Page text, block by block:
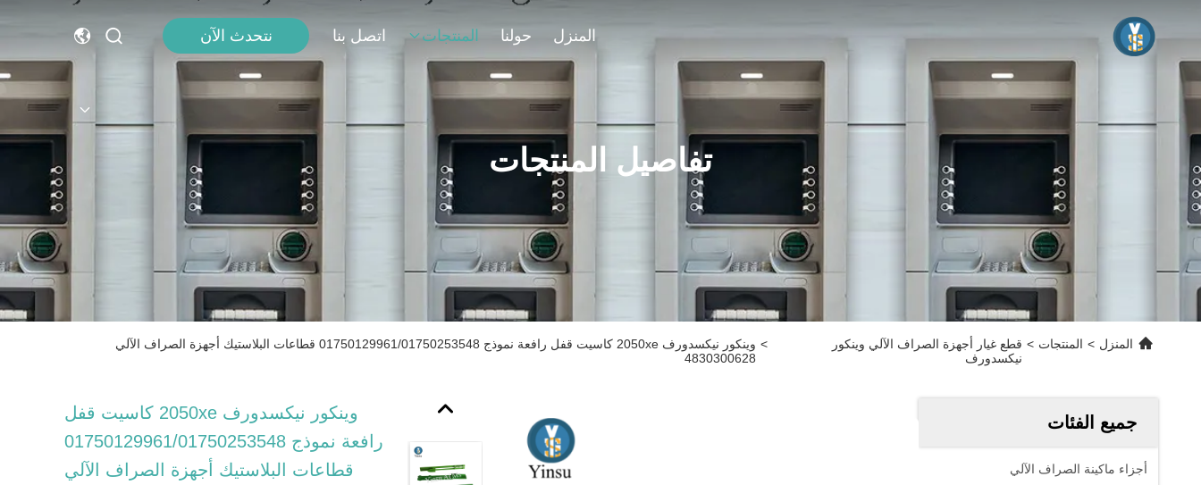
المنزل حولنا المنتجات اتصل بنا نتحدث الآن
تفاصيل المنتجات
المنزل > المنتجات > قطع غيار أجهزة الصراف الآلي وينكور
نيكسدورف
>
وينكور نيكسدورف 2050xe كاسيت قفل رافعة نموذج 01750129961/01750253548 قطاعات البلاستيك أجهزة الصراف الآلي
4830300628
جميع الفئات
أجزاء ماكينة الصراف الآلي
وينكور نيكسدورف 2050xe كاسيت قفل
رافعة نموذج 01750129961/01750253548
قطاعات البلاستيك أجهزة الصراف الآلي